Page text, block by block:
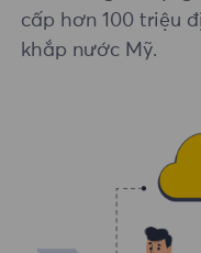
cấp hơn 100 triệu
khắp nước Mỹ.